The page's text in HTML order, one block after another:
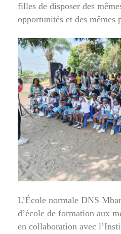
filles de disposer des
opportunités et des mêmes
L’École normale DNS
d’école de formation aux
en collaboration avec